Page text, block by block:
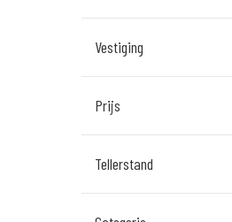
Vestiging
Den Bosch
Prijs
Tellerstand